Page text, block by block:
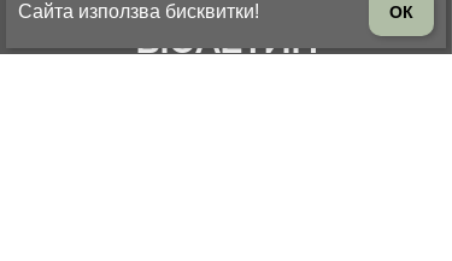
БЮЛЕТИН
Сайта използва бисквитки! ОК